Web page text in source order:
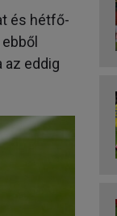
és hétfő-
az eddig